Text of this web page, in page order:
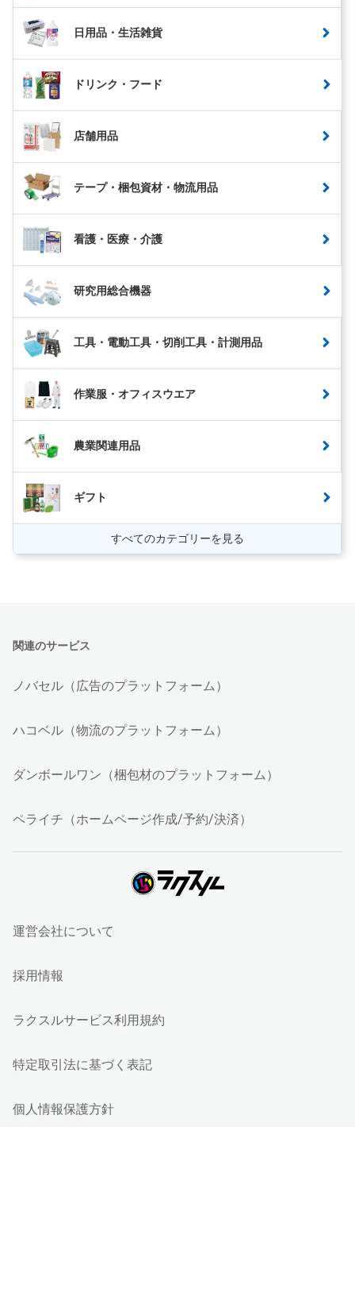
日用品・生活雑貨
ドリンク・フード
店舗用品
テープ・梱包資材・物流用品
看護・医療・介護
研究用総合機器
工具・電動工具・切削工具・計測用品
作業服・オフィスウエア
農業関連用品
ギフト
すべてのカテゴリーを見る
関連のサービス
ノバセル（広告のプラットフォーム）
ハコベル（物流のプラットフォーム）
ダンボールワン（梱包材のプラットフォーム）
ペライチ（ホームページ作成/予約/決済）
運営会社について
採用情報
ラクスルサービス利用規約
特定取引法に基づく表記
個人情報保護方針